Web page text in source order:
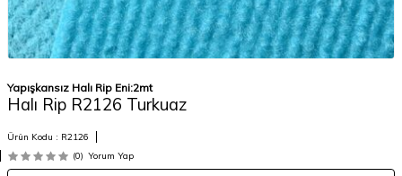
Yapışkansız Halı Rip Eni:2mt
Halı Rip R2126 Turkuaz
Ürün Kodu : R2126
(0) Yorum Yap